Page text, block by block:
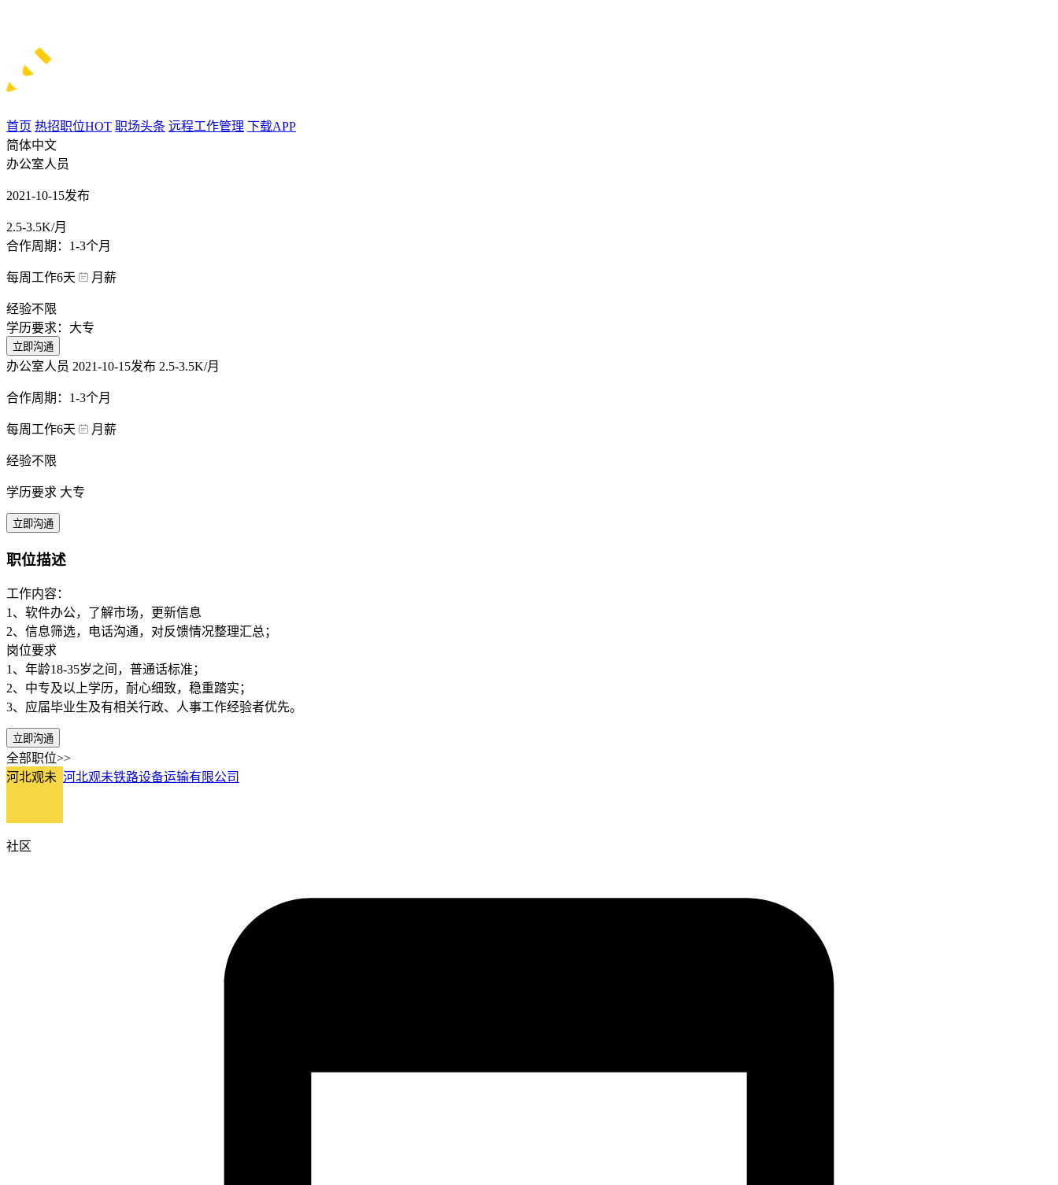
首页 热招职位HOT 职场头条 远程工作管理 下载APP
简体中文
办公室人员
2021-10-15发布
2.5-3.5K/月
合作周期：1-3个月
每周工作6天 月薪
经验不限
学历要求：大专
立即沟通
办公室人员 2021-10-15发布 2.5-3.5K/月
合作周期：1-3个月
每周工作6天 月薪
经验不限
学历要求 大专
立即沟通
职位描述
工作内容：
1、软件办公，了解市场，更新信息
2、信息筛选，电话沟通，对反馈情况整理汇总；
岗位要求
1、年龄18-35岁之间，普通话标准；
2、中专及以上学历，耐心细致，稳重踏实；
3、应届毕业生及有相关行政、人事工作经验者优先。
立即沟通
全部职位>>
河北观未 河北观未铁路设备运输有限公司
社区